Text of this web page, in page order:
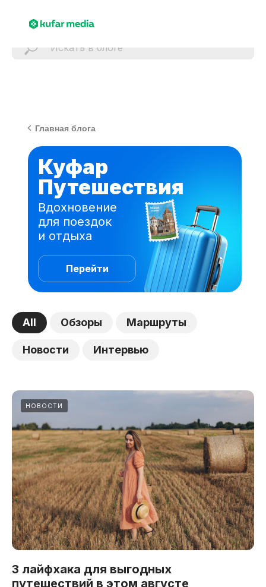
Главная блога
Вдохновение
для поездок
и отдыха
Куфар
Путешествия
Перейти
All Обзоры Маршруты
Новости Интервью
НОВОСТИ
3 лайфхака для выгодных
путешествий в этом августе